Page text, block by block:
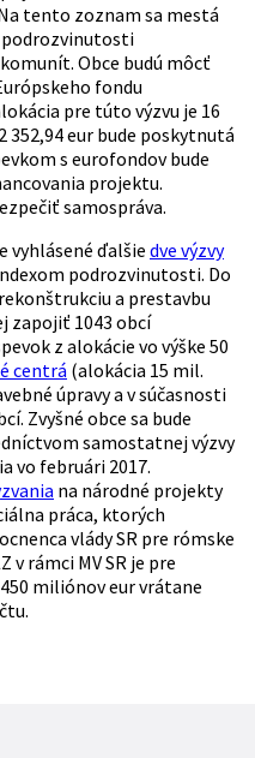
tento zoznam sa mestá
podrozvinutosti
Obce budú môcť
fondu
pre túto výzvu je 16
352,94 eur bude poskytnutá
s eurofondov bude
projektu.
samospráva.
vyhlásené ďalšie dve výzvy
podrozvinutosti. Do
a prestavbu
zapojiť 1043 obcí
z alokácie vo výške 50
centrá (alokácia 15 mil.
úpravy a v súčasnosti
Zvyšné obce sa bude
samostatnej výzvy
vo februári 2017.
na národné projekty
práca, ktorých
vlády SR pre rómske
v rámci MV SR je pre
miliónov eur vrátane